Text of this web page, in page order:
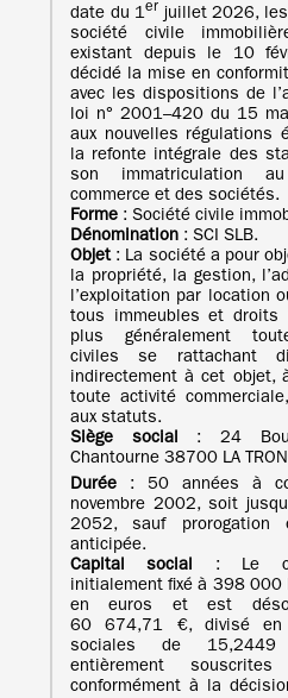
date du 1er juillet 2026,
société civile
existant depuis le 10
décidé la mise en
avec les dispositions de
loi n° 2001–420 du 15
aux nouvelles régulations
la refonte intégrale des
son immatriculation
commerce et des sociétés.
Forme : Société civile
Dénomination : SCI SLB.
Objet: La société a pour
la propriété, la gestion,
l’exploitation par location
tous immeubles et droits
plus généralement
civiles se rattachant
indirectement à cet objet,
toute activité
aux statuts.
Siège social : 24
Chantourne 38700 LA
Durée : 50 années à
novembre 2002, soit
2052, sauf prorogation
anticipée.
Capital social : Le
initialement fixé à 398 000
en euros et est
60 674,71 €, divisé
sociales de
entièrement
conformément à la